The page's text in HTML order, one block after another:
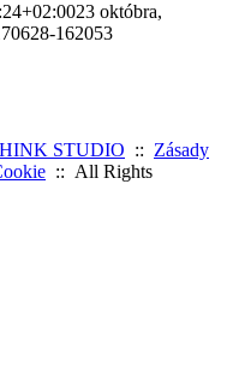
23 októbra,
162053
STUDIO :: Zásady
:: All Rights